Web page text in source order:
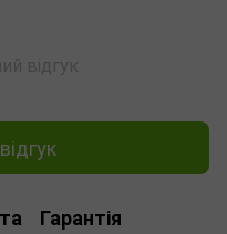
Гарантія